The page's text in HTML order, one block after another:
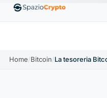
EthereumETH1.880,58 USD
Home/Bitcoin/